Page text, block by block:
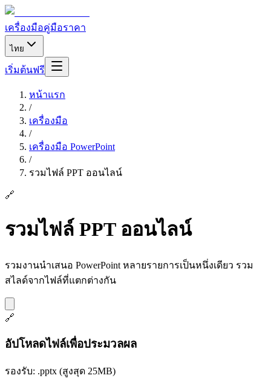
เครื่องมือคู่มือราคา
ไทย
เริ่มต้นฟรี
หน้าแรก
/
เครื่องมือ
/
เครื่องมือ PowerPoint
/
รวมไฟล์ PPT ออนไลน์
🔗
รวมไฟล์ PPT ออนไลน์
รวมงานนำเสนอ PowerPoint หลายรายการเป็นหนึ่งเดียว รวม
สไลด์จากไฟล์ที่แตกต่างกัน
🔗
อัปโหลดไฟล์เพื่อประมวลผล
รองรับ: .pptx (สูงสุด 25MB)